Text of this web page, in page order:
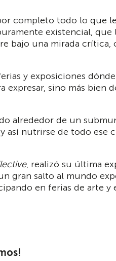
completo todo lo que
existencial, que
bajo una mirada crítica,
y exposiciones
sino más bien
alrededor de un
así nutrirse de todo ese
, realizó su última
gran salto al mundo
en ferias de arte y